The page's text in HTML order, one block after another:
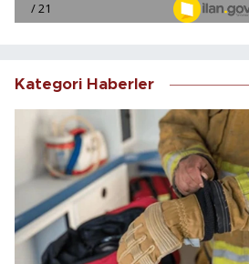
Kategori Haberler